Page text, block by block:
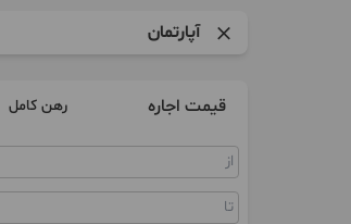
آپارتمان
قیمت اجاره
رهن کامل